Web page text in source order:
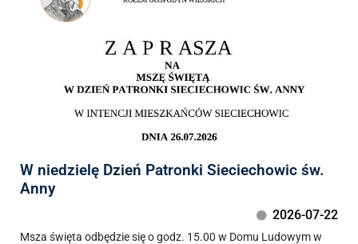
W niedzielę Dzień Patronki Sieciechowic św.
Anny
2026-07-22
Msza święta odbędzie się o godz. 15.00 w Domu Ludowym w